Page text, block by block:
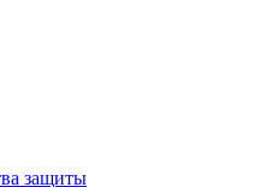
защиты